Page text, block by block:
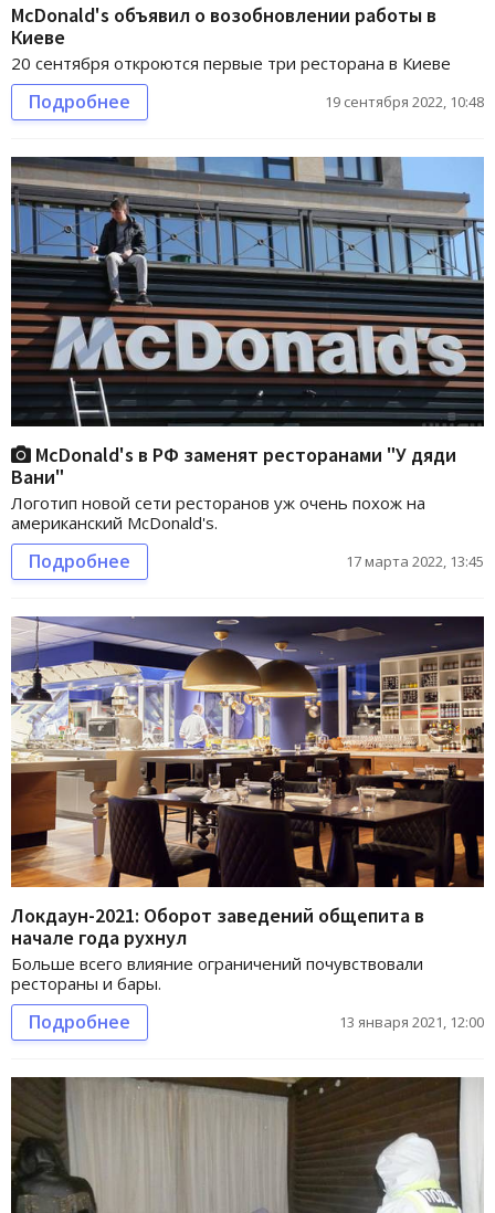
McDonald's объявил о возобновлении работы в
Киеве
20 сентября откроются первые три ресторана в Киеве
Подробнее 19 сентября 2022, 10:48
McDonald's в РФ заменят ресторанами "У дяди
Вани"
Логотип новой сети ресторанов уж очень похож на
американский McDonald's.
Подробнее 17 марта 2022, 13:45
Локдаун-2021: Оборот заведений общепита в
начале года рухнул
Больше всего влияние ограничений почувствовали
рестораны и бары.
Подробнее 13 января 2021, 12:00